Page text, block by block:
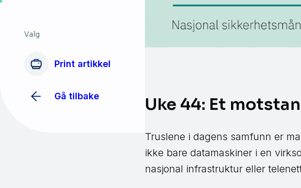
Valg
Print artikkel
Gå tilbake Uke 44: Et
Truslene i dagens samfunn er
ikke bare datamaskiner i en
nasjonal infrastruktur eller